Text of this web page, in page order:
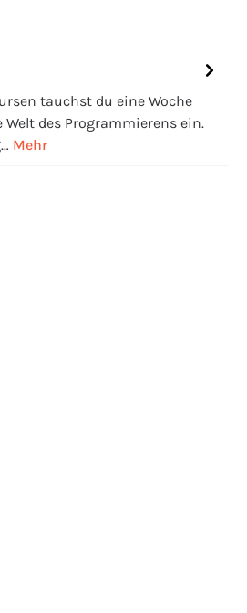
tauchst du eine Woche
des Programmierens ein.
Mehr